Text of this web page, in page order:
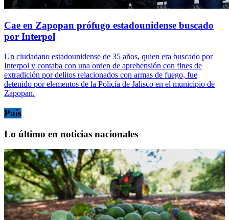
Cae en Zapopan prófugo estadounidense buscado
por Interpol
Un ciudadano estadounidense de 35 años, quien era buscado por
Interpol y contaba con una orden de aprehensión con fines de
extradición por delitos relacionados con armas de fuego, fue
detenido por elementos de la Policía de Jalisco en el municipio de
Zapopan.
País
Lo último en noticias nacionales